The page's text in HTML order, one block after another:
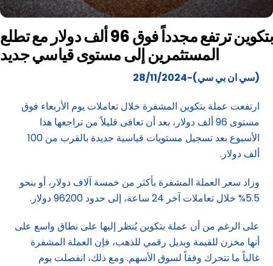
بتكوين ترتفع مجدداً فوق 96 ألف دولار مع تطلع
المستثمرين إلى مستوى قياسي جديد
(سي ان بي سي)-28/11/2024
ارتفعت عملة بتكوين المشفرة خلال تعاملات يوم الأربعاء فوق
مستوى 96 ألف دولار، بعد أن تعافى قليلاً من تراجعها هذا
الأسبوع بعد تسجيل مستويات قياسية جديدة بالقرب من 100
ألف دولار.
وزاد سعر العملة المشفرة بأكثر من خمسة آلاف دولار، أو بنحو
5.5% خلال تعاملات آخر 24 ساعة، إلى حدود 96200 دولار.
على الرغم من أن عملة بتكوين يُنظر إليها على نطاق واسع على
أنها مخزن للقيمة وبديل رقمي للذهب، فإن العملة المشفرة
غالباً ما تتحرك وفقاً لسوق الأسهم. ومع ذلك، انفصلت يوم